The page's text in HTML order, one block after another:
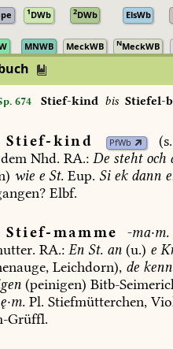
1DWb 2DWb ElsWb
MNWB MeckWB NMeckWB
674 Stief-kindbis Stiefel-
Stief-kind PfWb (s.
dem Nhd. RA.: De stehtoch
wie e St. Eup. Siekdann
Elbf.
Stief-mamme -ma·m.
RA.: En St. an (u.) e
Leichdorn), de
(peinigen) Bitb-
Pl. Stiefmütterchen,
Grüffl.